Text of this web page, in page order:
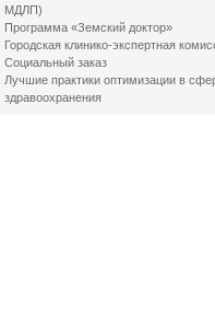
МДЛП)
Программа «Земский доктор»
Городская клинико-экспертная
Социальный заказ
Лучшие практики оптимизации в
здравоохранения